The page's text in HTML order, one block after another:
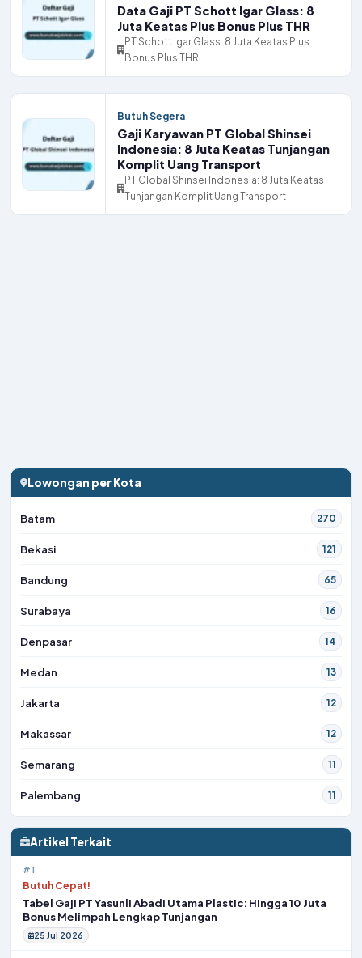
Data Gaji PT Schott Igar Glass: 8
Juta Keatas Plus Bonus Plus THR
PT Schott Igar Glass: 8 Juta Keatas Plus
Bonus Plus THR
Butuh Segera
Gaji Karyawan PT Global Shinsei
Indonesia: 8 Juta Keatas Tunjangan
Komplit Uang Transport
PT Global Shinsei Indonesia: 8 Juta Keatas
Tunjangan Komplit Uang Transport
Lowongan per Kota
Batam 270
Bekasi 121
Bandung 65
Surabaya 16
Denpasar 14
Medan 13
Jakarta 12
Makassar 12
Semarang 11
Palembang 11
Artikel Terkait
#1
Butuh Cepat!
Tabel Gaji PT Yasunli Abadi Utama Plastic: Hingga 10 Juta
Bonus Melimpah Lengkap Tunjangan
25 Jul 2026